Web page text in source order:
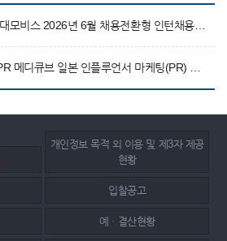
[취창업팀] 현대모비스 2026년 6월 채용전환형 인턴채용 안내
개인정보 목적 외 이용 및 제3자 제공
현황
입찰공고
예ㆍ결산현황